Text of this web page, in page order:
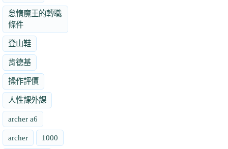
怠惰魔王的轉職
條件
登山鞋
肯德基
操作評價
人性課外課
archer a6
archer 1000